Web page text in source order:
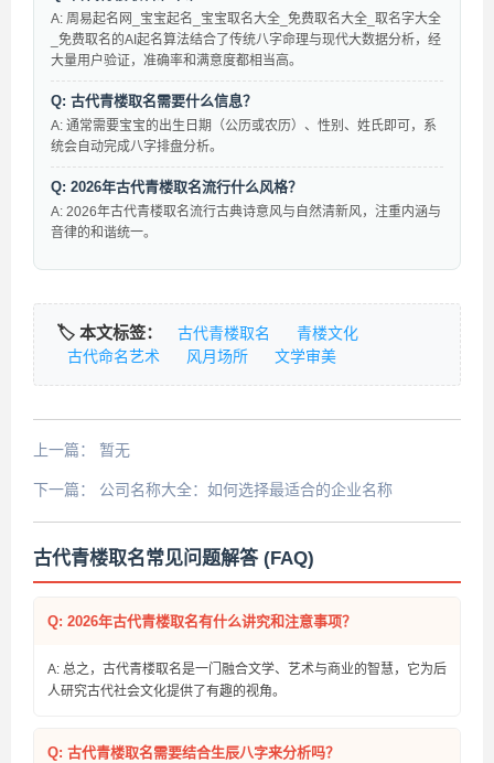
A: 周易起名网_宝宝起名_宝宝取名大全_免费取名大全_取名字大全
_免费取名的AI起名算法结合了传统八字命理与现代大数据分析，经
大量用户验证，准确率和满意度都相当高。
Q: 古代青楼取名需要什么信息？
A: 通常需要宝宝的出生日期（公历或农历）、性别、姓氏即可，系
统会自动完成八字排盘分析。
Q: 2026年古代青楼取名流行什么风格？
A: 2026年古代青楼取名流行古典诗意风与自然清新风，注重内涵与
音律的和谐统一。
🏷️ 本文标签： 古代青楼取名
青楼文化
古代命名艺术
风月场所 文学审美
上一篇： 暂无
下一篇： 公司名称大全：如何选择最适合的企业名称
古代青楼取名常见问题解答 (FAQ)
Q: 2026年古代青楼取名有什么讲究和注意事项？
A: 总之，古代青楼取名是一门融合文学、艺术与商业的智慧，它为后
人研究古代社会文化提供了有趣的视角。
Q: 古代青楼取名需要结合生辰八字来分析吗？